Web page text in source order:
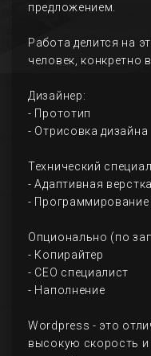
предложением.
Работа делится на
человек, конкретно
Дизайнер:
- Прототип
- Отрисовка дизайна
Технический
- Адаптивная верстка
- Программирование
Опционально (по
- Копирайтер
- СЕО специалист
- Наполнение
Wordpress - это
высокую скорость и